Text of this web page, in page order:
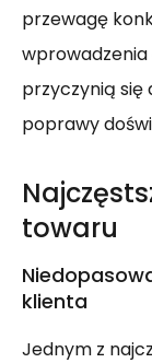
przewagę
przyczynią się
poprawy
towaru
klienta
Jednym z